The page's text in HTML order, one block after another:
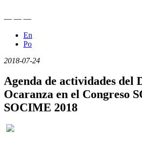
— — —
En
Po
2018-07-24
Agenda de actividades del
Ocaranza en el Congreso
SOCIME 2018